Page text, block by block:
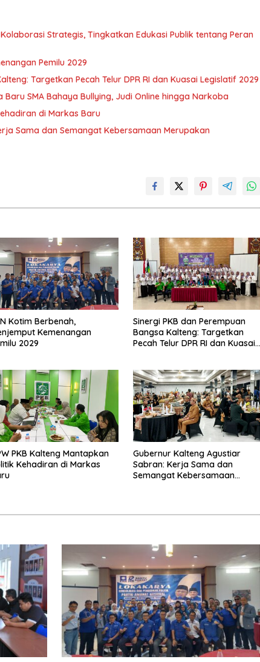
Strategis, Tingkatkan Edukasi Publik tentang Peran
Pemilu 2029
Targetkan Pecah Telur DPR RI dan Kuasai Legislatif 2029
Baru SMA Bahaya Bullying, Judi Online hingga Narkoba
di Markas Baru
Sama dan Semangat Kebersamaan Merupakan
Kotim Berbenah,
Kemenangan
2029
Sinergi PKB dan Perempuan
Bangsa Kalteng: Targetkan
Pecah Telur DPR RI dan Kuasai
PKB Kalteng Mantapkan
Kehadiran di Markas
Gubernur Kalteng Agustiar
Sabran: Kerja Sama dan
Semangat Kebersamaan